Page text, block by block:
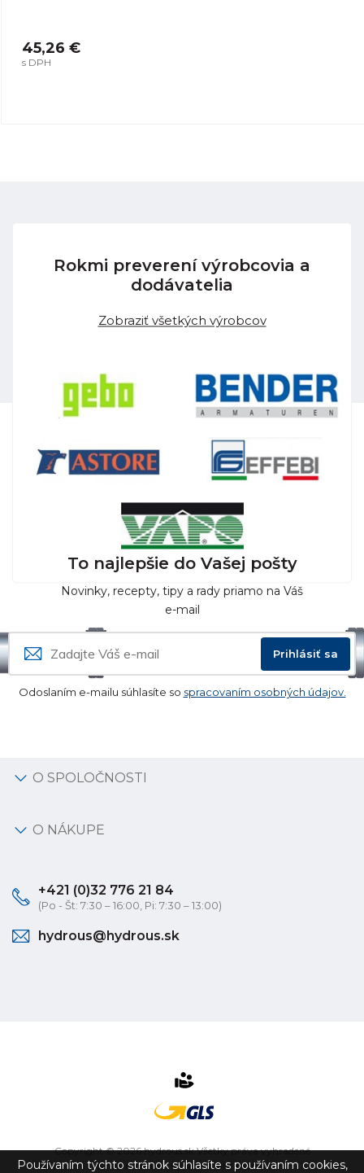
45,26 €
s DPH
Rokmi preverení výrobcovia a
dodávatelia
Zobraziť všetkých výrobcov
To najlepšie do Vašej pošty
Novinky, recepty, tipy a rady priamo na Váš
e-mail
Prihlásiť sa
Odoslaním e-mailu súhlasíte so spracovaním osobných údajov.
O SPOLOČNOSTI
O NÁKUPE
+421 (0)32 776 21 84
(Po - Št: 7:30 – 16:00, Pi: 7:30 – 13:00)
hydrous@hydrous.sk
Copyright © 2026 hydrous.sk Všetky práva vyhradené
eshop na mieruvytvorilovibration.sk
Používaním týchto stránok súhlasíte s používaním cookies,